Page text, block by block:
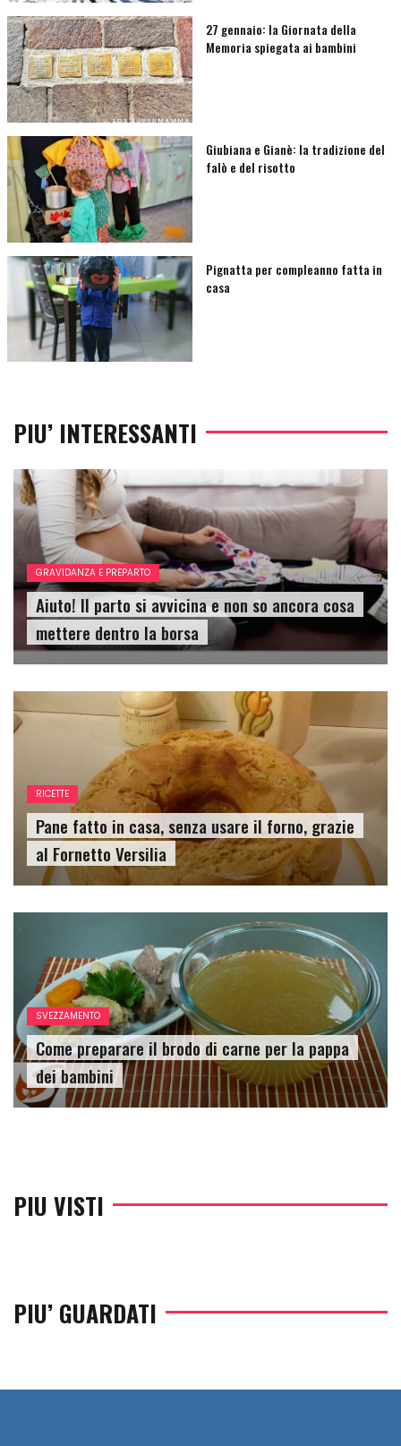
27 gennaio: la Giornata della
Memoria spiegata ai bambini
Giubiana e Gianè: la tradizione del
falò e del risotto
Pignatta per compleanno fatta in
casa
PIU’ INTERESSANTI
GRAVIDANZA E PREPARTO
Aiuto! Il parto si avvicina e non so ancora cosa
mettere dentro la borsa
RICETTE
Pane fatto in casa, senza usare il forno, grazie
al Fornetto Versilia
SVEZZAMENTO
Come preparare il brodo di carne per la pappa
dei bambini
PIU VISTI
PIU’ GUARDATI